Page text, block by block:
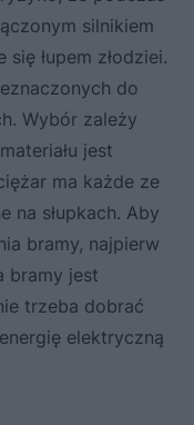
silnikiem
łupem złodziei.
do
Wybór zależy
jest
ma każde ze
na słupkach. Aby
bramy, najpierw
bramy jest
trzeba dobrać
elektryczną